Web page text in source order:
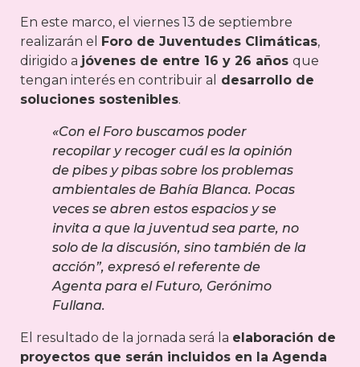
En este marco, el viernes 13 de septiembre
realizarán el
Foro de Juventudes Climáticas,
dirigido a jóvenes de entre 16 y 26 años que
tengan interés en contribuir al
desarrollo de
soluciones sostenibles.
«Con el Foro buscamos poder
recopilar y recoger cuál es la opinión
de pibes y pibas sobre los problemas
ambientales de Bahía Blanca. Pocas
veces se abren estos espacios y se
invita a que la juventud sea parte, no
solo de la discusión, sino también de la
acción”, expresó el referente de
Agenta para el Futuro, Gerónimo
Fullana.
El resultado de la jornada será la elaboración de
proyectos que serán incluidos en la Agenda